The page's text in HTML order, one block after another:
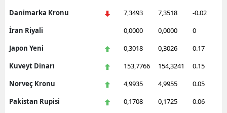
Danimarka Kronu
7,3493 7,3518
-0.02
İran Riyali
0,0000 0,0000
0
Japon Yeni
0,3018 0,3026
0.17
Kuveyt Dinarı
153,7766 154,3241
0.15
Norveç Kronu
4,9935 4,9955
0.05
Pakistan Rupisi
0,1708 0,1725
0.06